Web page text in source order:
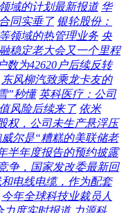
域的计划最新报道 华
同实垂了 银轮股份：
领域的热管理业务 央
稳定老大会又一个里程
数为42620户后续反转
东风柳汽致乘龙卡友的
”秒懂 英科医疗：公司
风险后续来了 依米
权，公司未生产悬浮压
尔是“糟糕的美联储老
半年度报告的预约披露
争，国家发改委最新回
电线电缆，作为配套
今年全球科技业裁员人